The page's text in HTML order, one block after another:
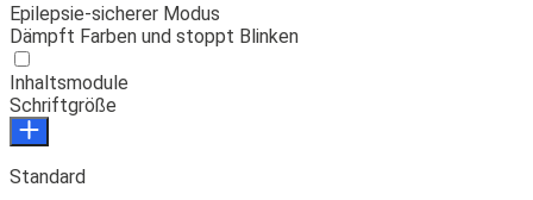
Epilepsie-sicherer Modus
Dämpft Farben und stoppt Blinken
Inhaltsmodule
Schriftgröße
Standard